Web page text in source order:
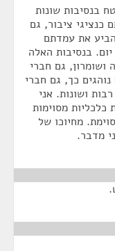
בנסיבות שונות
כנציגי ציבור, גם
את עמדתם
בנסיבות האלה
ושומרון, גם חברי
כך, גם חברי
ושונות. אני
כלכליות מסוימות
מחיוכו של
מדבר.